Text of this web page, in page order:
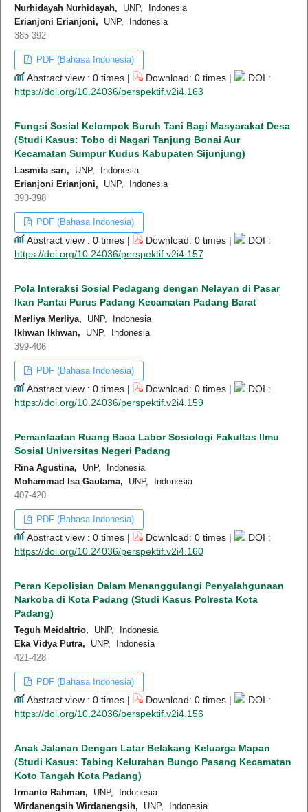
Nurhidayah Nurhidayah, UNP, Indonesia
Erianjoni Erianjoni, UNP, Indonesia
385-392
PDF (Bahasa Indonesia)
Abstract view : 0 times | Download: 0 times |
DOI :
https://doi.org/10.24036/perspektif.v2i4.163
Fungsi Sosial Kelompok Buruh Tani Bagi Masyarakat Desa
(Studi Kasus: Tobo di Nagari Tanjung Bonai Aur
Kecamatan Sumpur Kudus Kabupaten Sijunjung)
Lasmita sari, UNP, Indonesia
Erianjoni Erianjoni, UNP, Indonesia
393-398
PDF (Bahasa Indonesia)
Abstract view : 0 times | Download: 0 times |
DOI :
https://doi.org/10.24036/perspektif.v2i4.157
Pola Interaksi Sosial Pedagang dengan Nelayan di Pasar
Ikan Pantai Purus Padang Kecamatan Padang Barat
Merliya Merliya, UNP, Indonesia
Ikhwan Ikhwan, UNP, Indonesia
399-406
PDF (Bahasa Indonesia)
Abstract view : 0 times | Download: 0 times |
DOI :
https://doi.org/10.24036/perspektif.v2i4.159
Pemanfaatan Ruang Baca Labor Sosiologi Fakultas Ilmu
Sosial Universitas Negeri Padang
Rina Agustina, UnP, Indonesia
Mohammad Isa Gautama, UNP, Indonesia
407-420
PDF (Bahasa Indonesia)
Abstract view : 0 times | Download: 0 times |
DOI :
https://doi.org/10.24036/perspektif.v2i4.160
Peran Kepolisian Dalam Menanggulangi Penyalahgunaan
Narkoba di Kota Padang (Studi Kasus Polresta Kota
Padang)
Teguh Meidaltrio, UNP, Indonesia
Eka Vidya Putra, UNP, Indonesia
421-428
PDF (Bahasa Indonesia)
Abstract view : 0 times | Download: 0 times |
DOI :
https://doi.org/10.24036/perspektif.v2i4.156
Anak Jalanan Dengan Latar Belakang Keluarga Mapan
(Studi Kasus: Tabing Kelurahan Bungo Pasang Kecamatan
Koto Tangah Kota Padang)
Irmanto Rahman, UNP, Indonesia
Wirdanengsih Wirdanengsih, UNP, Indonesia